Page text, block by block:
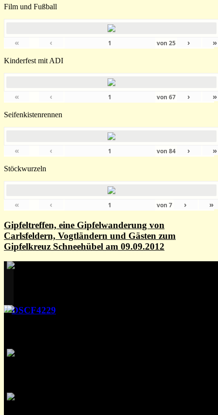
Film und Fußball
« ‹ von 25 › »
Kinderfest mit ADI
« ‹ von 67 › »
Seifenkistenrennen
« ‹ von 84 › »
Stöckwurzeln
« ‹ von 7 › »
Gipfeltreffen, eine Gipfelwanderung von
Carlsfeldern, Vogtländern und Gästen zum
Gipfelkreuz Schneehübel am 09.09.2012